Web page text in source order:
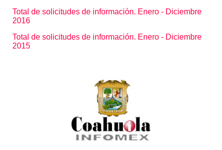
Total de solicitudes de información. Enero - Diciembre
2016
Total de solicitudes de información. Enero - Diciembre
2015